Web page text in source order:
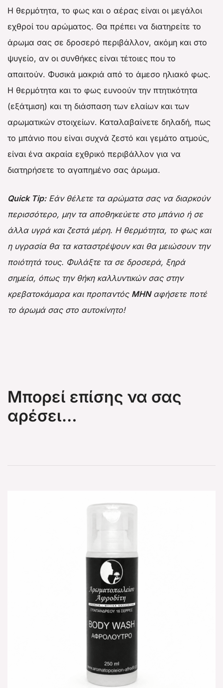
Η θερμότητα, το φως και ο αέρας είναι οι μεγάλοι
εχθροί του αρώματος. Θα πρέπει να διατηρείτε το
άρωμα σας σε δροσερό περιβάλλον, ακόμη και στο
ψυγείο, αν οι συνθήκες είναι τέτοιες που το
απαιτούν. Φυσικά μακριά από το άμεσο ηλιακό φως.
Η θερμότητα και το φως ευνοούν την πτητικότητα
(εξάτμιση) και τη διάσπαση των ελαίων και των
αρωματικών στοιχείων. Καταλαβαίνετε δηλαδή, πως
το μπάνιο που είναι συχνά ζεστό και γεμάτο ατμούς,
είναι ένα ακραία εχθρικό περιβάλλον για να
διατηρήσετε το αγαπημένο σας άρωμα.
Quick Tip:Εάν θέλετε τα αρώματα σας να διαρκούν
περισσότερο, μην τα αποθηκεύετε στο μπάνιο ή σε
άλλα υγρά και ζεστά μέρη. Η θερμότητα, το φως και
η υγρασία θα τα καταστρέψουν και θα μειώσουν την
ποιότητά τους. Φυλάξτε τα σε δροσερά, ξηρά
σημεία, όπως την θήκη καλλυντικώνσας στην
κρεβατοκάμαρα και προπαντός ΜΗΝαφήσετε ποτέ
το άρωμά σας στο αυτοκίνητο!
Μπορεί επίσης να σας
αρέσει…